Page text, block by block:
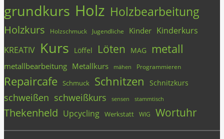
grundkurs Holz Holzbearbeitung
Holzkurs Holzschmuck Jugendliche Kinder Kinderkurs
KREATIV Kurs Löffel Löten MAG metall
metallbearbeitung Metallkurs mähen Programmieren
Repaircafe Schmuck Schnitzen Schnitzkurs
schweißen schweißkurs sensen stammtisch
Thekenheld Upcycling Werkstatt WIG Wortuhr